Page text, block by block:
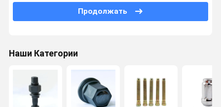
Гладкий болт
Весы колесного баланса
Центральный подшипник
Винты и орехи
Продолжать
Наши Категории